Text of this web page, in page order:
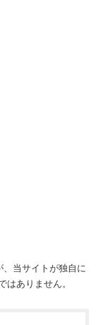
当サイトが独自に
ありません。